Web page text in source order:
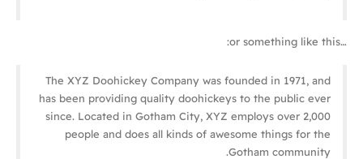
…or something like this:
The XYZ Doohickey Company was founded in 1971, and
has been providing quality doohickeys to the public ever
since. Located in Gotham City, XYZ employs over 2,000
people and does all kinds of awesome things for the
Gotham community.